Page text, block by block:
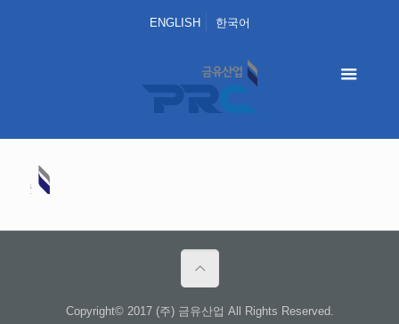
ENGLISH 한국어
Copyright© 2017 (주) 금유산업 All Rights Reserved.